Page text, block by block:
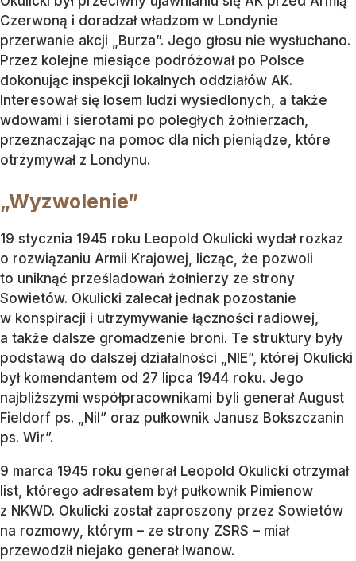
Czerwoną i doradzał władzom w Londynie
przerwanie akcji „Burza”. Jego głosu nie wysłuchano.
Przez kolejne miesiące podróżował po Polsce
dokonując inspekcji lokalnych oddziałów AK.
Interesował się losem ludzi wysiedlonych, a także
wdowami i sierotami po poległych żołnierzach,
przeznaczając na pomoc dla nich pieniądze, które
otrzymywał z Londynu.
„Wyzwolenie”
19 stycznia 1945 roku Leopold Okulicki wydał rozkaz
o rozwiązaniu Armii Krajowej, licząc, że pozwoli
to uniknąć prześladowań żołnierzy ze strony
Sowietów. Okulicki zalecał jednak pozostanie
w konspiracji i utrzymywanie łączności radiowej,
a także dalsze gromadzenie broni. Te struktury były
podstawą do dalszej działalności „NIE”, której Okulicki
był komendantem od 27 lipca 1944 roku. Jego
najbliższymi współpracownikami byli generał August
Fieldorf ps. „Nil” oraz pułkownik Janusz Bokszczanin
ps. Wir”.
9 marca 1945 roku generał Leopold Okulicki otrzymał
list, którego adresatem był pułkownik Pimienow
z NKWD. Okulicki został zaproszony przez Sowietów
na rozmowy, którym – ze strony ZSRS – miał
przewodził niejako generał Iwanow.